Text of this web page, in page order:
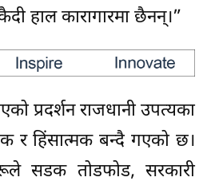
हाल कारागारमा छैनन्।”
प्रदर्शन राजधानी उपत्यका
र हिंसात्मक बन्दै गएको छ।
सडक तोडफोड, सरकारी